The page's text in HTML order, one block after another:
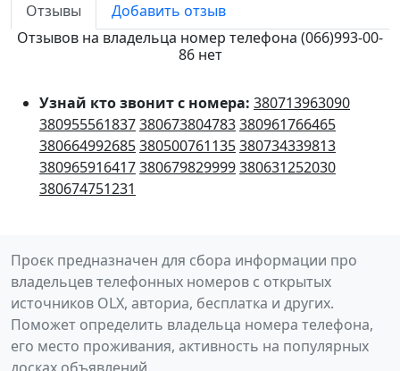
Отзывы
Добавить отзыв
Отзывов на владельца номер телефона (066)993-00-
86 нет
Узнай кто звонит с номера: 380713963090
380955561837380673804783380961766465
380664992685380500761135380734339813
380965916417380679829999380631252030
380674751231
Проєк предназначен для сбора информации про
владельцев телефонных номеров с открытых
источников OLX, авториа, бесплатка и других.
Поможет определить владельца номера телефона,
его место проживания, активность на популярных